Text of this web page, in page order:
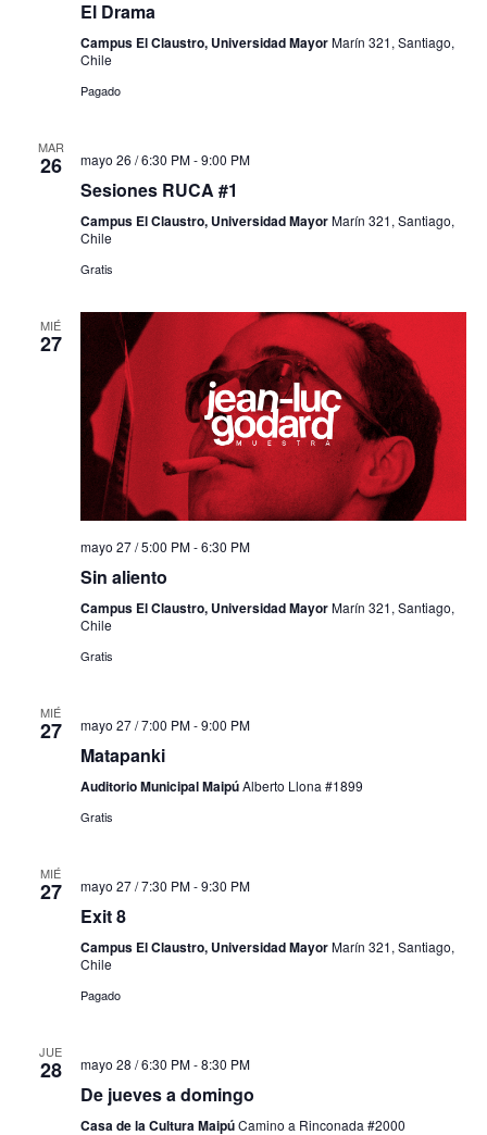
El Drama
Campus El Claustro, Universidad MayorMarín 321, Santiago,
Chile
Pagado
MAR
26 mayo 26 / 6:30 PM-9:00 PM
Sesiones RUCA #1
Campus El Claustro, Universidad MayorMarín 321, Santiago,
Chile
Gratis
MIÉ
27
mayo 27 / 5:00 PM-6:30 PM
Sin aliento
Campus El Claustro, Universidad MayorMarín 321, Santiago,
Chile
Gratis
MIÉ
27 mayo 27 / 7:00 PM-9:00 PM
Matapanki
Auditorio Municipal MaipúAlberto Llona #1899
Gratis
MIÉ
27 mayo 27 / 7:30 PM-9:30 PM
Exit 8
Campus El Claustro, Universidad MayorMarín 321, Santiago,
Chile
Pagado
JUE
28 mayo 28 / 6:30 PM-8:30 PM
De jueves a domingo
Casa de la Cultura MaipúCamino a Rinconada #2000